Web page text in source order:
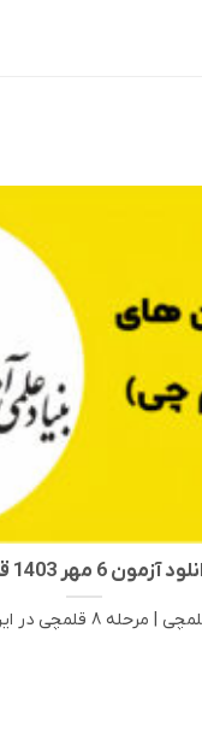
آزمون 6 مهر 1403 قلمچی